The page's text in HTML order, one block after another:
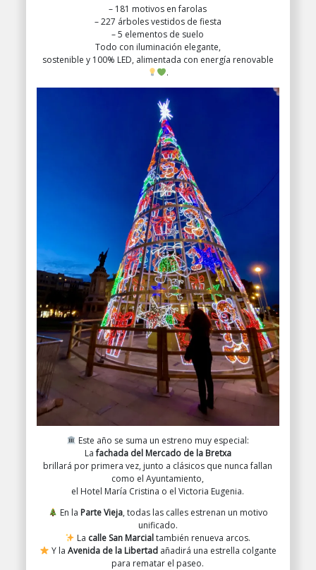
– 181 motivos en farolas
– 227 árboles vestidos de fiesta
– 5 elementos de suelo
Todo con iluminación elegante,
sostenible y 100% LED, alimentada con energía renovable
.
Este año se suma un estreno muy especial:
Lafachada del Mercado de la Bretxa
brillará por primera vez, junto a clásicos que nunca fallan
como el Ayuntamiento,
el Hotel María Cristina o el Victoria Eugenia.
En la Parte Vieja, todas las calles estrenan un motivo
unificado.
La calle San Marcialtambién renueva arcos.
Y la Avenida de la Libertadañadirá una estrella colgante
para rematar el paseo.